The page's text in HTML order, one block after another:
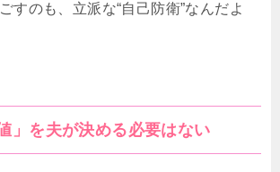
すのも、立派な“自己防衛”なんだよ
」を夫が決める必要はない